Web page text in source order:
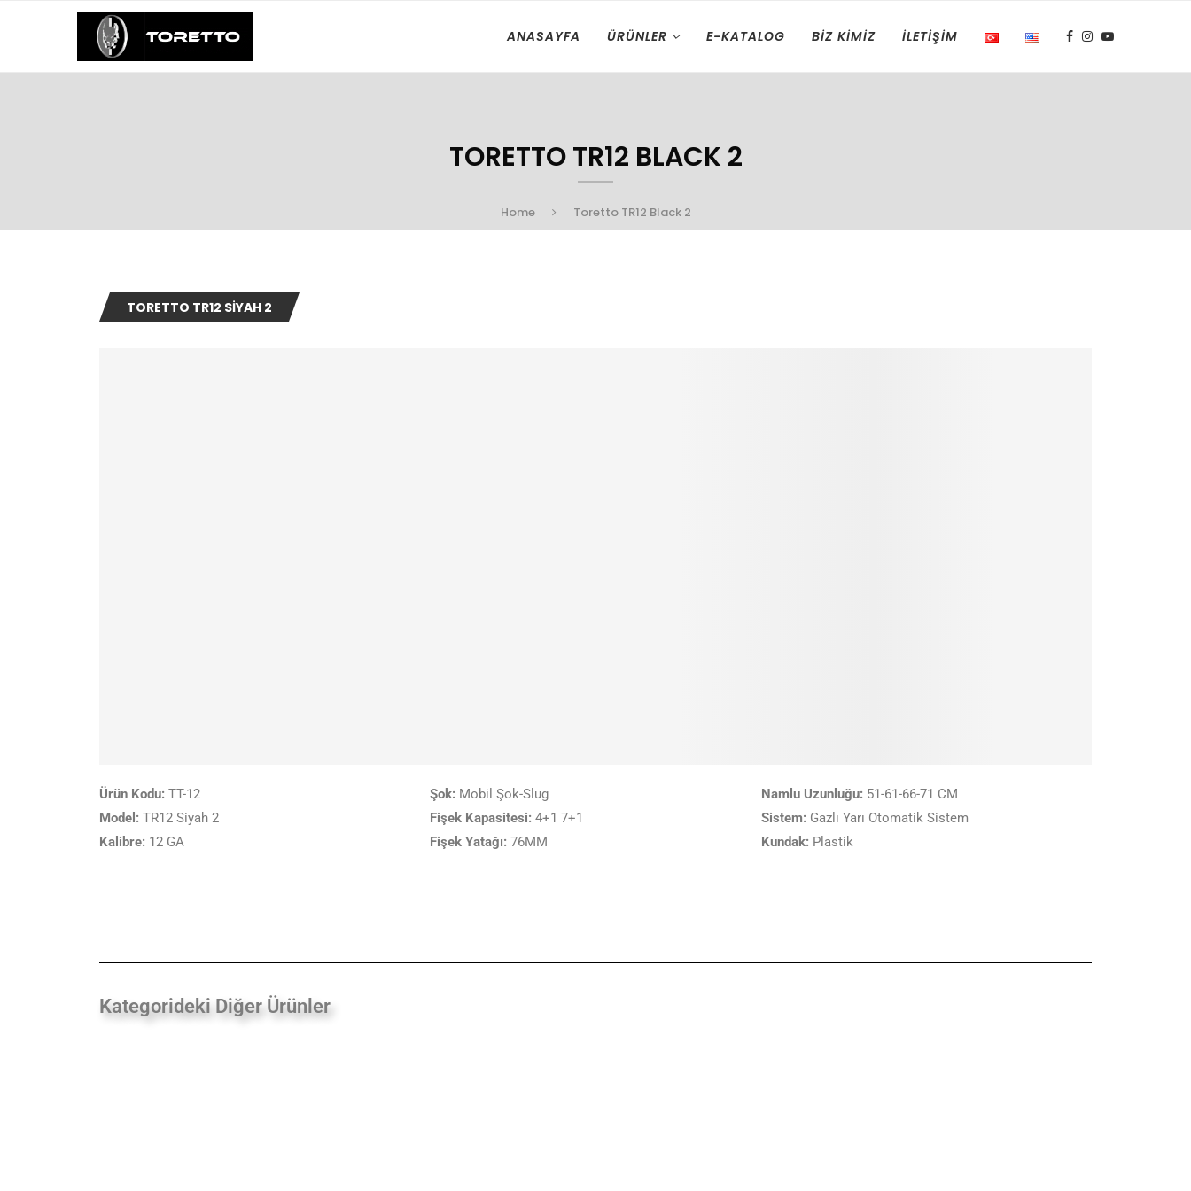
ANASAYFA ÜRÜNLER E-KATALOG BIZ KIMIZ İLETIŞIM
TORETTO TR12 BLACK 2
Home Toretto TR12 Black 2
TORETTO TR12 SIYAH 2
Ürün Kodu: TT-12
Model: TR12 Siyah 2
Kalibre: 12 GA
Şok: Mobil Şok-Slug
Fişek Kapasitesi:4+1 7+1
Fişek Yatağı: 76MM
Namlu Uzunluğu: 51-61-66-71 CM
Sistem: Gazlı Yarı Otomatik Sistem
Kundak: Plastik
Kategorideki Diğer Ürünler